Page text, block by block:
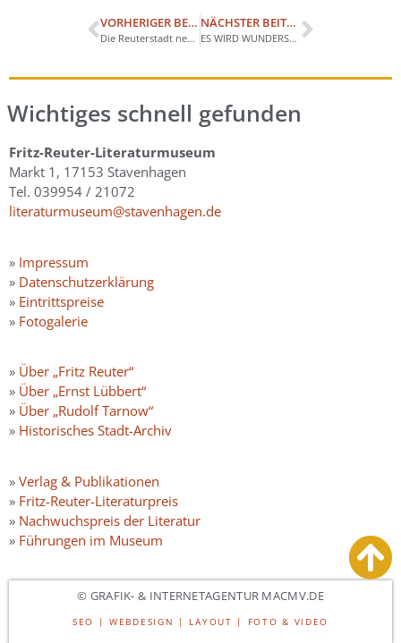
VORHERIGER BEITRAG
Die Reuterstadt neu entdecken – Schüler*innen des Reuterstädter Schulcampus präsentieren Audioguide
NÄCHSTER BEITRAG
ES WIRD WUNDERSCHÖN – ABEND DER UNVERLEGTEN POESIE
Wichtiges schnell gefunden
Fritz-Reuter-Literaturmuseum
Markt 1, 17153 Stavenhagen
Tel. 039954 / 21072
literaturmuseum@stavenhagen.de
» Impressum
» Datenschutzerklärung
» Eintrittspreise
» Fotogalerie
» Über „Fritz Reuter“
» Über „Ernst Lübbert“
» Über „Rudolf Tarnow“
» Historisches Stadt-Archiv
» Verlag & Publikationen
» Fritz-Reuter-Literaturpreis
» Nachwuchspreis der Literatur
» Führungen im Museum
© GRAFIK- & INTERNETAGENTUR MACMV.DE
SEO | WEBDESIGN | LAYOUT | FOTO & VIDEO